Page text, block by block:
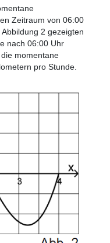
Zeitraum von 06:00
2 gezeigten
nach 06:00 Uhr
die momentane
pro Stunde.